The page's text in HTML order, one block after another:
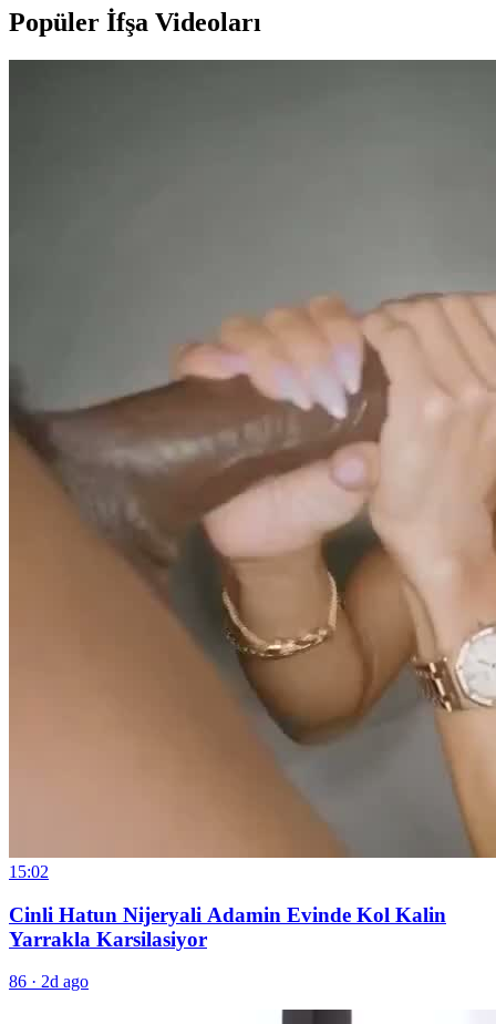
Popüler İfşa Videoları
15:02
Cinli Hatun Nijeryali Adamin Evinde Kol Kalin
Yarrakla Karsilasiyor
86 · 2d ago